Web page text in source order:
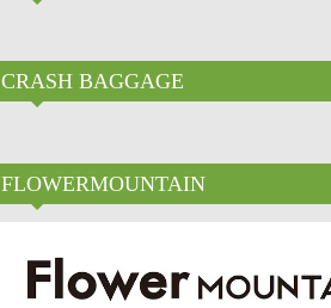
CRASH BAGGAGE
FLOWERMOUNTAIN